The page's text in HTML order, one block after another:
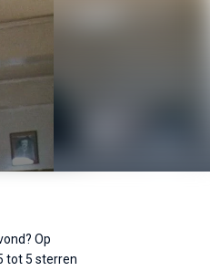
Op
tot 5 sterren